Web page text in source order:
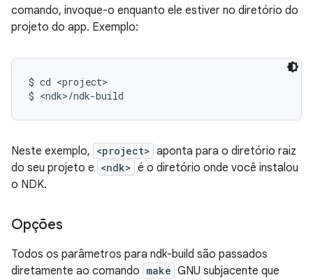
comando, invoque-o enquanto ele estiver no diretório do
projeto do app. Exemplo:
$ cd <project>
Neste exemplo, <project> aponta para o diretório raiz
do seu projeto e <ndk> é o diretório onde você instalou
o NDK.
Opções
Todos os parâmetros para ndk-build são passados
diretamente ao comando make GNU subjacente que